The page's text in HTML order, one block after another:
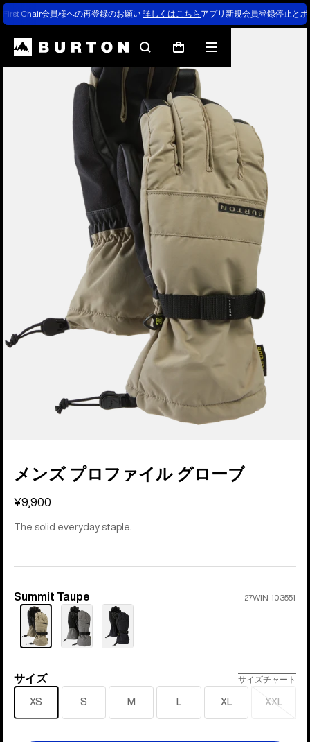
First Chair会員様への再登録のお願い詳しくはこちら アプリ新規会員登録停止と
検
索
カ
ー
メ
ニ
Burtonの専門家による解説
メンズ プロファイル グローブ
¥9,900
The solid everyday staple.
カ
Summit Taupe 27WIN-103551
サ
サイズ サイズチャート
XS S M L XL XXL
売